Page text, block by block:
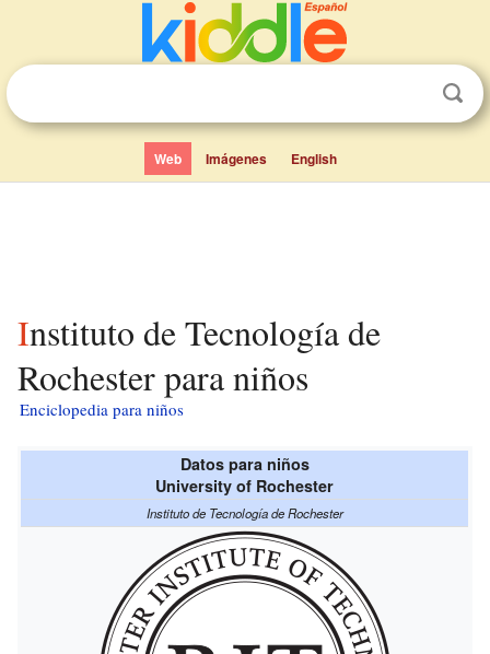
Web Imágenes English
Instituto de Tecnología de
Rochester para niños
Enciclopedia para niños
Datos para niños
University of Rochester
Instituto de Tecnología de Rochester